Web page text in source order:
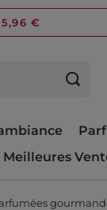
€
Meilleures